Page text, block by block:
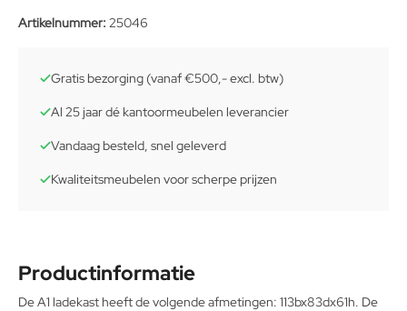
Artikelnummer: 25046
Gratis bezorging (vanaf €500,- excl. btw)
Al 25 jaar dé kantoormeubelen leverancier
Vandaag besteld, snel geleverd
Kwaliteitsmeubelen voor scherpe prijzen
Productinformatie
De A1 ladekast heeft de volgende afmetingen: 113bx83dx61h. De